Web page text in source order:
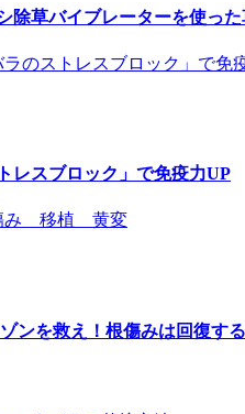
除草バイブレーターを使っ
レスブロック」で免疫力UP
ンを救え！根傷みは回復す